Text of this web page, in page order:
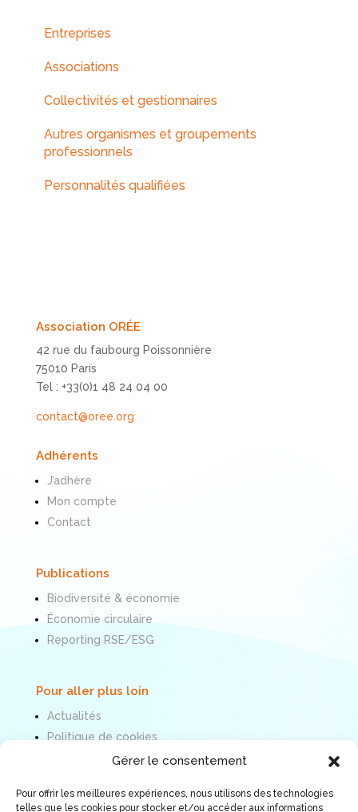
Gérer le consentement
Pour offrir les meilleures expériences, nous utilisons des technologies
telles que les cookies pour stocker et/ou accéder aux informations
Entreprises
Associations
Collectivités et gestionnaires
Autres organismes et groupements
professionnels
Personnalités qualifiées
Association ORÉE
42 rue du faubourg Poissonnière
75010 Paris
Tel : +33(0)1 48 24 04 00
contact@oree.org
Adhérents
J’adhère
Mon compte
Contact
Publications
Biodiversité & économie
Économie circulaire
Reporting RSE/ESG
Pour aller plus loin
Actualités
Politique de cookies
Mentions légales
Nous suivre